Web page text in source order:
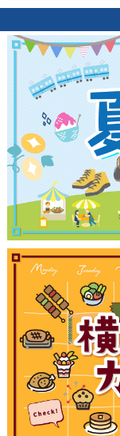
観光ガイド
ランキング